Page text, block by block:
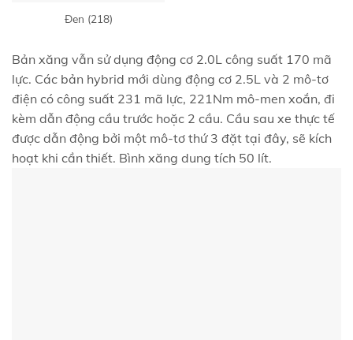
Đen (218)
Bản xăng vẫn sử dụng động cơ 2.0L công suất 170 mã
lực. Các bản hybrid mới dùng động cơ 2.5L và 2 mô-tơ
điện có công suất 231 mã lực, 221Nm mô-men xoắn, đi
kèm dẫn động cầu trước hoặc 2 cầu. Cầu sau xe thực tế
được dẫn động bởi một mô-tơ thứ 3 đặt tại đây, sẽ kích
hoạt khi cần thiết. Bình xăng dung tích 50 lít.